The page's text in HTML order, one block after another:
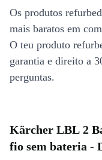
Os produtos
mais baratos em
O teu produto
garantia e direito a
perguntas.
Kärcher LBL 2
fio sem bateria -